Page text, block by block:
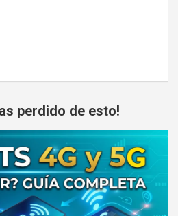
perdido de esto!